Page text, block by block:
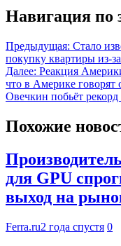
Навигация по
Предыдущая: Стало
покупку квартиры из-
Далее: Реакция
что в Америке говорят
Овечкин побьёт рекорд
Похожие
для GPU
выход на
Ferra.ru2 года спустя 0